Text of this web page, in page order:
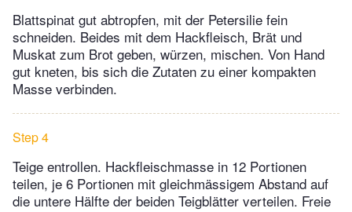
Blattspinat gut abtropfen, mit der Petersilie fein
schneiden. Beides mit dem Hackfleisch, Brät und
Muskat zum Brot geben, würzen, mischen. Von Hand
gut kneten, bis sich die Zutaten zu einer kompakten
Masse verbinden.
Step 4
Teige entrollen. Hackfleischmasse in 12 Portionen
teilen, je 6 Portionen mit gleichmässigem Abstand auf
die untere Hälfte der beiden Teigblätter verteilen. Freie